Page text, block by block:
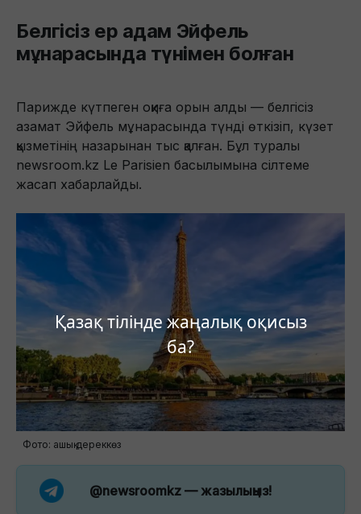
Қазақ тілінде жаңалық оқисыз
ба?
Белгісіз ер адам Эйфель
мұнарасында түнімен болған
Парижде күтпеген оқиға орын алды — белгісіз
азамат Эйфель мұнарасында түнді өткізіп, күзет
қызметінің назарынан тыс қалған. Бұл туралы
newsroom.kz Le Parisien басылымына сілтеме
жасап хабарлайды.
Фото: ашық дереккөз
@newsroomkz — жазылыңыз!